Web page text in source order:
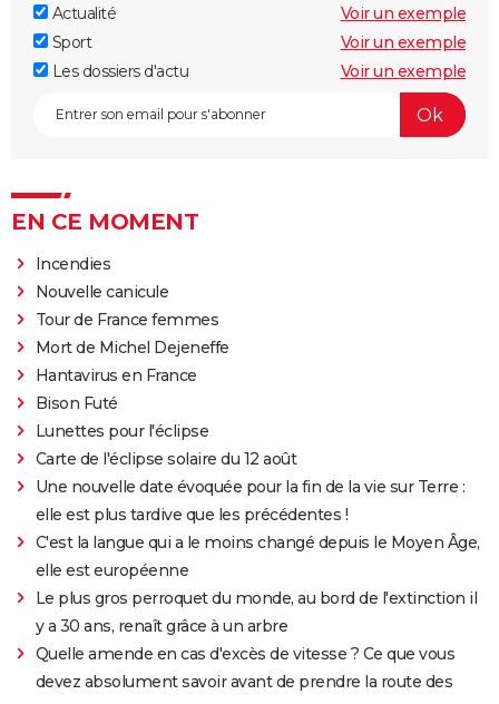
Actualité
Voir un exemple
Sport
Voir un exemple
Les dossiers d'actu
Voir un exemple
EN CE MOMENT
Incendies
Nouvelle canicule
Tour de France femmes
Mort de Michel Dejeneffe
Hantavirus en France
Bison Futé
Lunettes pour l'éclipse
Carte de l'éclipse solaire du 12 août
Une nouvelle date évoquée pour la fin de la vie sur Terre :
elle est plus tardive que les précédentes !
C'est la langue qui a le moins changé depuis le Moyen Âge,
elle est européenne
Le plus gros perroquet du monde, au bord de l'extinction il
y a 30 ans, renaît grâce à un arbre
Quelle amende en cas d'excès de vitesse ? Ce que vous
devez absolument savoir avant de prendre la route des